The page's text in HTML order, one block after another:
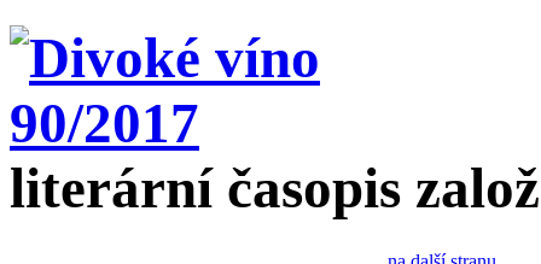
literární časopis